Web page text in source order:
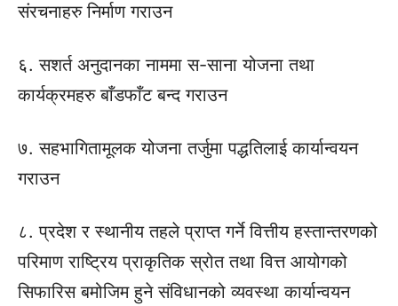
संरचनाहरु निर्माण गराउन
६. सशर्त अनुदानका नाममा स-साना योजना तथा
कार्यक्रमहरु बाँडफाँट बन्द गराउन
७. सहभागितामूलक योजना तर्जुमा पद्धतिलाई कार्यान्वयन
गराउन
८. प्रदेश र स्थानीय तहले प्राप्त गर्ने वित्तीय हस्तान्तरणको
परिमाण राष्ट्रिय प्राकृतिक स्रोत तथा वित्त आयोगको
सिफारिस बमोजिम हुने संविधानको व्यवस्था कार्यान्वयन